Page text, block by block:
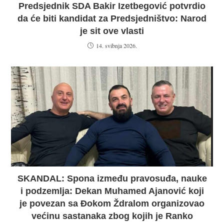
Predsjednik SDA Bakir Izetbegović potvrdio
da će biti kandidat za Predsjedništvo: Narod
je sit ove vlasti
14. svibnja 2026.
SKANDAL: Spona između pravosuđa, nauke
i podzemlja: Dekan Muhamed Ajanović koji
je povezan sa Đokom Ždralom organizovao
većinu sastanaka zbog kojih je Ranko